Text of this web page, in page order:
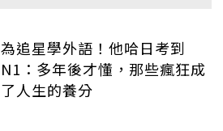
為追星學外語！他哈日考到
N1：多年後才懂，那些瘋狂成
了人生的養分